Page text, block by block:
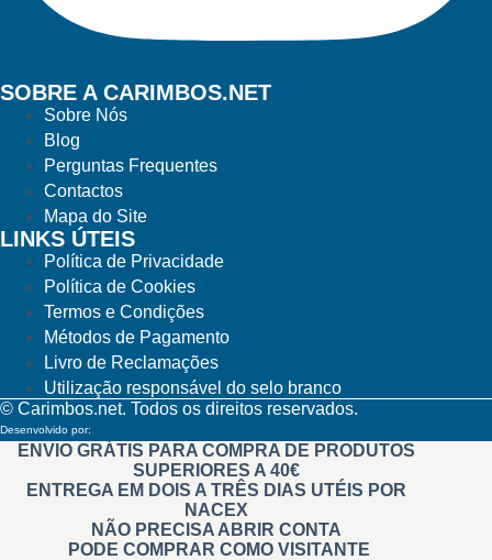
SOBRE A CARIMBOS.NET
Sobre Nós
Blog
Perguntas Frequentes
Contactos
Mapa do Site
LINKS ÚTEIS
Política de Privacidade
Política de Cookies
Termos e Condições
Métodos de Pagamento
Livro de Reclamações
Utilização responsável do selo branco
© Carimbos.net. Todos os direitos reservados.
Desenvolvido por:
ENVIO GRÁTIS PARA COMPRA DE PRODUTOS
SUPERIORES A 40€
ENTREGA EM DOIS A TRÊS DIAS UTÉIS POR
NACEX
NÃO PRECISA ABRIR CONTA
PODE COMPRAR COMO VISITANTE